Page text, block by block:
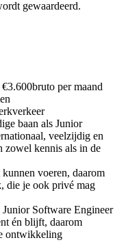
gewaardeerd.
per maand
baan als Junior
veelzijdig en
zowel kennis als in de
voeren, daarom
die je ook privé mag
Software Engineer
én blijft, daarom
ontwikkeling